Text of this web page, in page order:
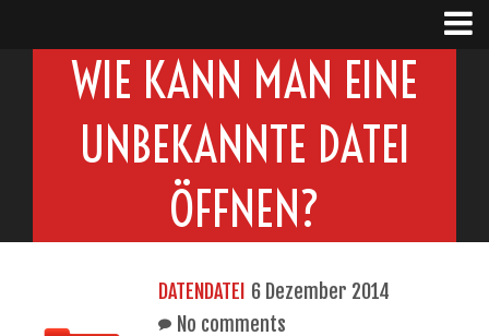
WIE KANN MAN EINE
UNBEKANNTE DATEI
ÖFFNEN?
DATENDATEI 6 Dezember 2014
No comments